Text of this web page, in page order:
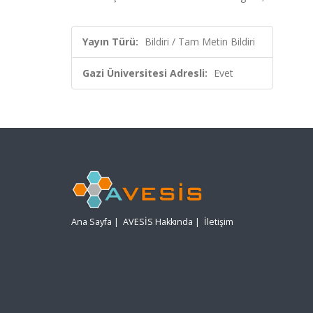
Yayın Türü: Bildiri / Tam Metin Bildiri
Gazi Üniversitesi Adresli: Evet
Ana Sayfa | AVESİS Hakkında | İletişim